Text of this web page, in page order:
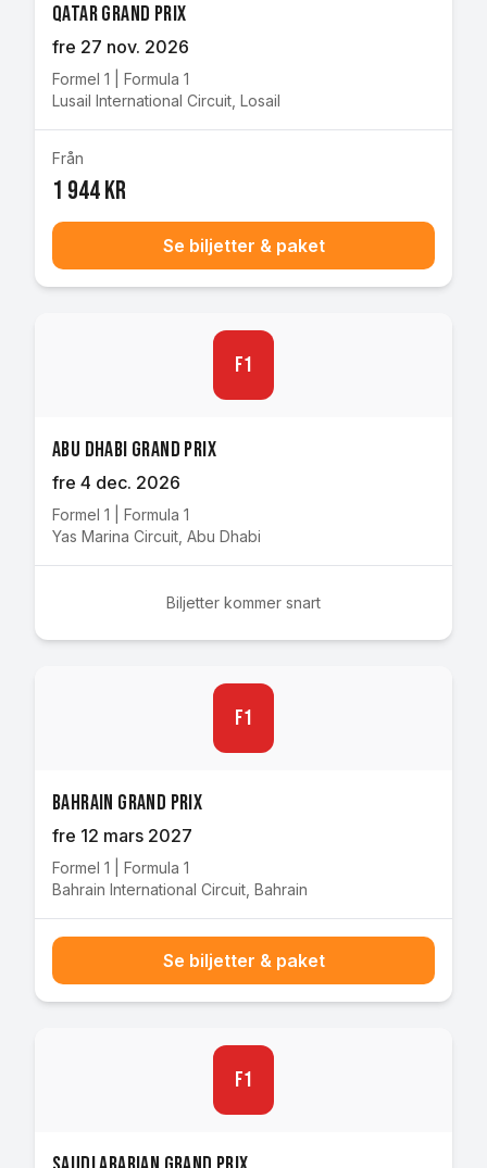
Qatar Grand Prix
fre 27 nov. 2026
Formel 1
Formula 1
Lusail International Circuit Losail
Från
1 944 kr
Se biljetter & paket
F1
Abu Dhabi Grand Prix
fre 4 dec. 2026
Formel 1
Formula 1
Yas Marina Circuit Abu Dhabi
Biljetter kommer snart
F1
Bahrain Grand Prix
fre 12 mars 2027
Formel 1
Formula 1
Bahrain International Circuit Bahrain
Se biljetter & paket
F1